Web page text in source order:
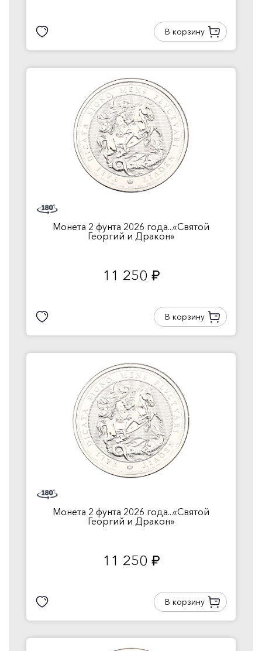
В корзину
Монета 2 фунта 2026 года...«Святой
Георгий и Дракон»
11 250 руб.
В корзину
Монета 2 фунта 2026 года...«Святой
Георгий и Дракон»
11 250 руб.
В корзину